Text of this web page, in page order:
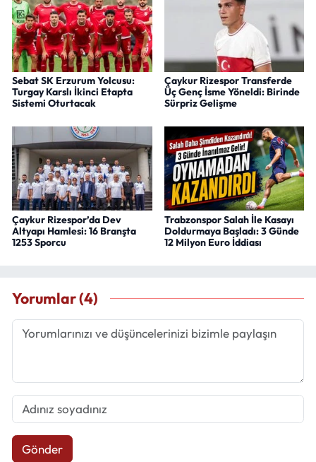
Sebat SK Erzurum Yolcusu:
Turgay Karslı İkinci Etapta
Sistemi Oturtacak
Çaykur Rizespor Transferde
Üç Genç İsme Yöneldi: Birinde
Sürpriz Gelişme
Çaykur Rizespor’da Dev
Altyapı Hamlesi: 16 Branşta
1253 Sporcu
Trabzonspor Salah İle Kasayı
Doldurmaya Başladı: 3 Günde
12 Milyon Euro İddiası
Yorumlar (4)
Gönder